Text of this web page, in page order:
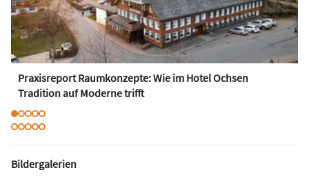
Praxisreport Raumkonzepte: Wie im Hotel Ochsen
Tradition auf Moderne trifft
Bildergalerien